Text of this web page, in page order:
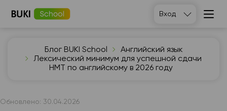
Вход
Блог BUKI School
Английский язык
Лексический минимум для успешной сдачи
НМТ по английскому в 2026 году
Обновлено: 30.04.2026